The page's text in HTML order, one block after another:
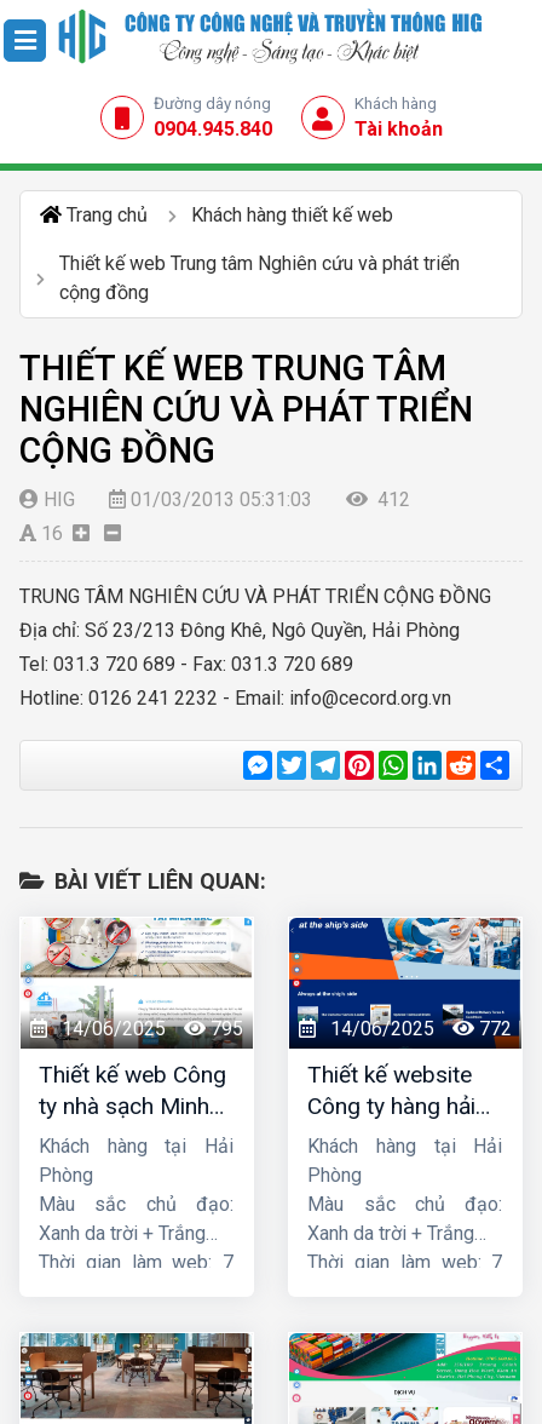
Đường dây nóng
0904.945.840
Khách hàng
Tài khoản
Trang chủ Khách hàng thiết kế web
Thiết kế web Trung tâm Nghiên cứu và phát triển
cộng đồng
THIẾT KẾ WEB TRUNG TÂM
NGHIÊN CỨU VÀ PHÁT TRIỂN
CỘNG ĐỒNG
HIG 01/03/2013 05:31:03
412
16
TRUNG TÂM NGHIÊN CỨU VÀ PHÁT TRIỂN CỘNG ĐỒNG
Địa chỉ: Số 23/213 Đông Khê, Ngô Quyền, Hải Phòng
Tel: 031.3 720 689 - Fax: 031.3 720 689
Hotline: 0126 241 2232 - Email: info@cecord.org.vn
Messenger
TwitterTelegram
Pinterest
WhatsApp
LinkedIn
Reddit
BÀI VIẾT LIÊN QUAN:
14/06/2025 795
Thiết kế web Công
ty nhà sạch Minh
Dương
Khách hàng tại Hải
Phòng
Màu sắc chủ đạo:
Xanh da trời + Trắng
Thời gian làm web: 7
14/06/2025 772
Thiết kế website
Công ty hàng hải
liên minh
Khách hàng tại Hải
Phòng
Màu sắc chủ đạo:
Xanh da trời + Trắng
Thời gian làm web: 7